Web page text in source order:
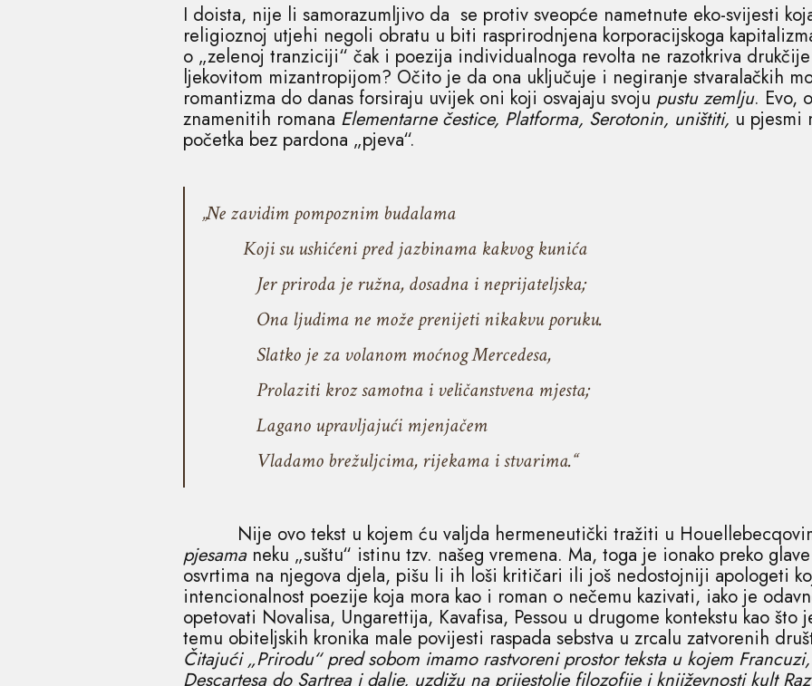
I doista, nije li samorazumljivo da se protiv sveopće nametnute eko-svijesti
religioznoj utjehi negoli obratu u biti rasprirodnjena korporacijskoga
o „zelenoj tranziciji“ čak i poezija individualnoga revolta ne razotkriva
ljekovitom mizantropijom? Očito je da ona uključuje i negiranje stvaralačkih
romantizma do danas forsiraju uvijek oni koji osvajaju svoju pustu zemlju. Evo,
znamenitih romana Elementarne čestice, Platforma, Serotonin, uništiti, u pjesmi
početka bez pardona „pjeva“.
„Ne zavidim pompoznim budalama
Koji su ushićeni pred jazbinama kakvog kunića
Jer priroda je ružna, dosadna i neprijateljska;
Ona ljudima ne može prenijeti nikakvu poruku.
Slatko je za volanom moćnog Mercedesa,
Prolaziti kroz samotna i veličanstvena mjesta;
Lagano upravljajući mjenjačem
Vladamo brežuljcima, rijekama i stvarima.“
Nije ovo tekst u kojem ću valjda hermeneutički tražiti u
pjesamaneku „suštu“ istinu tzv. našeg vremena. Ma, toga je ionako preko
osvrtima na njegova djela, pišu li ih loši kritičari ili još nedostojniji apologeti
intencionalnost poezije koja mora kao i roman o nečemu kazivati, iako je
opetovati Novalisa, Ungarettija, Kavafisa, Pessou u drugome kontekstu kao što
temu obiteljskih kronika male povijesti raspada sebstva u zrcalu zatvorenih
Čitajući „Prirodu“ pred sobom imamo rastvoreni prostor teksta u kojem
Descartesa do Sartrea i dalje, uzdižu na prijestolje filozofije i književnosti kult